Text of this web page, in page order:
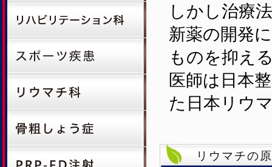
しかし治療
新薬の開発
ものを抑え
医師は日本
た日本リウ
リウマチの